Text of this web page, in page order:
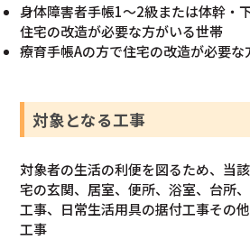
身体障害者手帳1〜2級または体幹・
住宅の改造が必要な方がいる世帯
療育手帳Aの方で住宅の改造が必要な
対象となる工事
対象者の生活の利便を図るため、当
宅の玄関、居室、便所、浴室、台所
工事、日常生活用具の据付工事その
工事